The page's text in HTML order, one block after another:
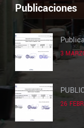
Publicaciones
3
26